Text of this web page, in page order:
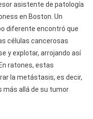
asistente de patología
en Boston. Un
diferente encontró que
células cancerosas
y explotar, arrojando así
ratones, estas
la metástasis, es decir,
más allá de su tumor